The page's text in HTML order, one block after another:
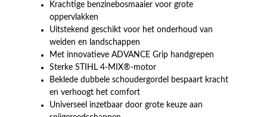
Krachtige benzinebosmaaier voor grote
oppervlakken
Uitstekend geschikt voor het onderhoud van
weiden en landschappen
Met innovatieve ADVANCE Grip handgrepen
Sterke STIHL 4-MIX®-motor
Beklede dubbele schoudergordel bespaart kracht
en verhoogt het comfort
Universeel inzetbaar door grote keuze aan